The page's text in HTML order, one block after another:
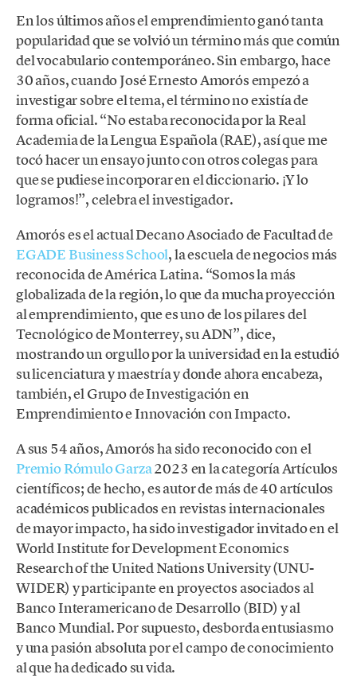
En los últimos años el emprendimiento ganó tanta
popularidad que se volvió un término más que común
del vocabulario contemporáneo. Sin embargo, hace
30 años, cuando José Ernesto Amorós empezó a
investigar sobre el tema, el término no existía de
forma oficial. “No estaba reconocida por la Real
Academia de la Lengua Española (RAE), así que me
tocó hacer un ensayo junto con otros colegas para
que se pudiese incorporar en el diccionario. ¡Y lo
logramos!”, celebra el investigador.
Amorós es el actual Decano Asociado de Facultad de
EGADE Business School, la escuela de negocios más
reconocida de América Latina. “Somos la más
globalizada de la región, lo que da mucha proyección
al emprendimiento, que es uno de los pilares del
Tecnológico de Monterrey, su ADN”, dice,
mostrando un orgullo por la universidad en la estudió
su licenciatura y maestría y donde ahora encabeza,
también, el Grupo de Investigación en
Emprendimiento e Innovación con Impacto.
A sus 54 años, Amorós ha sido reconocido con el
Premio Rómulo Garza2023 en la categoría Artículos
científicos; de hecho, es autor de más de 40 artículos
académicos publicados en revistas internacionales
de mayor impacto, ha sido investigador invitado en el
World Institute for Development Economics
Research of the United Nations University (UNU-
WIDER) y participante en proyectos asociados al
Banco Interamericano de Desarrollo (BID) y al
Banco Mundial. Por supuesto, desborda entusiasmo
y una pasión absoluta por el campo de conocimiento
al que ha dedicado su vida.